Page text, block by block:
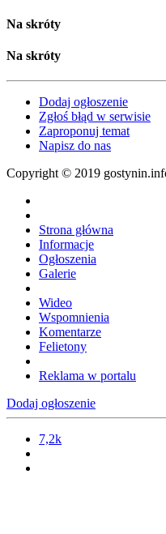
Na skróty
Na skróty
Dodaj ogłoszenie
Zgłoś błąd w serwisie
Zaproponuj temat
Napisz do nas
Copyright © 2019
Strona główna
Informacje
Ogłoszenia
Galerie
Wideo
Wspomnienia
Komentarze
Felietony
Reklama w portalu
Dodaj ogłoszenie
7,2k